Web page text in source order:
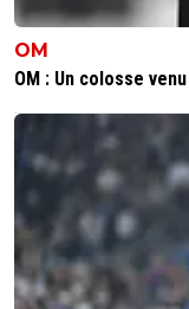
OM
OM : Un colosse